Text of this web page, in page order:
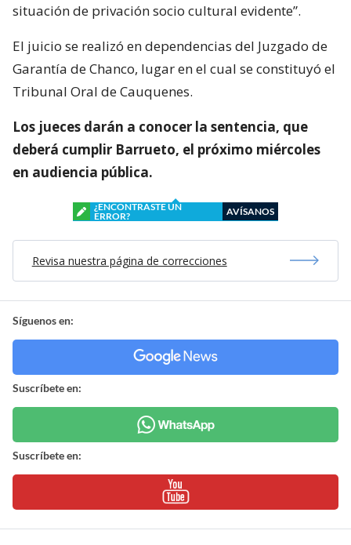
situación de privación socio cultural evidente”.
El juicio se realizó en dependencias del Juzgado de
Garantía de Chanco, lugar en el cual se constituyó el
Tribunal Oral de Cauquenes.
Los jueces darán a conocer la sentencia, que
deberá cumplir Barrueto, el próximo miércoles
en audiencia pública.
¿ENCONTRASTE UN
ERROR?
AVÍSANOS
Revisa nuestra página de correcciones
Síguenos en:
Suscríbete en:
Suscríbete en: